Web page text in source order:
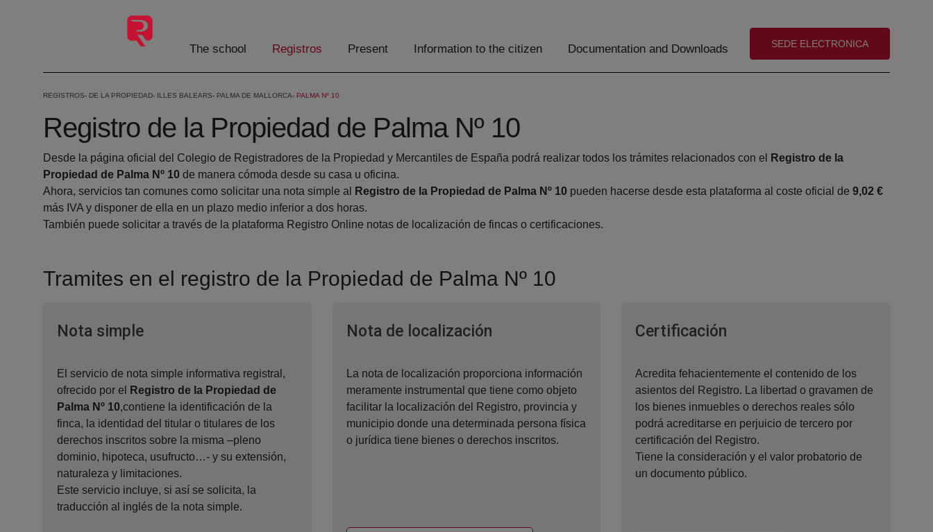
The school Registros Present Information to the citizen Documentation and Downloads (abre en nueva ventana)
SEDE ELECTRONICA
REGISTROS DE LA PROPIEDAD ILLES BALEARS PALMA DE MALLORCA PALMA Nº 10
Registro de la Propiedad de Palma Nº 10
Desde la página oficial del Colegio de Registradores de la Propiedad y Mercantiles de España podrá realizar todos los trámites relacionados con el
Registro de la
Propiedad de Palma Nº 10 de manera cómoda desde su casa u oficina.
Ahora, servicios tan comunes como solicitar una nota simple al
Registro de la Propiedad de Palma Nº 10 pueden hacerse desde esta plataforma al coste oficial de 9,02 €
más IVA y disponer de ella en un plazo medio inferior a dos horas.
También puede solicitar a través de la plataforma Registro Online notas de localización de fincas o certificaciones.
Tramites en el registro de la Propiedad de Palma Nº 10
Nota simpleVentana nueva
El servicio de nota simple informativa registral,
ofrecido por el
Registro de la Propiedad de
Palma Nº 10,contiene la identificación de la
finca, la identidad del titular o titulares de los
derechos inscritos sobre la misma –pleno
dominio, hipoteca, usufructo…- y su extensión,
naturaleza y limitaciones.
Este servicio incluye, si así se solicita, la
traducción al inglés de la nota simple.
Nota de localizaciónVentana nueva
La nota de localización proporciona información
meramente instrumental que tiene como objeto
facilitar la localización del Registro, provincia y
municipio donde una determinada persona física
o jurídica tiene bienes o derechos inscritos.
Certificación
Acredita fehacientemente el contenido de los
asientos del Registro. La libertad o gravamen de
los bienes inmuebles o derechos reales sólo
podrá acreditarse en perjuicio de tercero por
certificación del Registro.
Tiene la consideración y el valor probatorio de
un documento público.